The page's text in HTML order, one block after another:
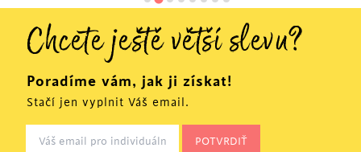
Chcete ještě větší slevu?
Poradíme vám, jak ji získat!
Stačí jen vyplnit Váš email.